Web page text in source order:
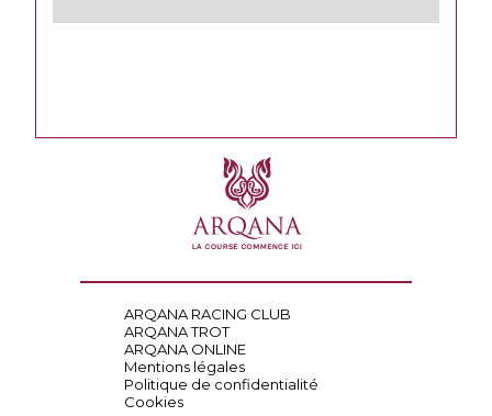
ARQANA RACING CLUB
ARQANA TROT
ARQANA ONLINE
Mentions légales
Politique de confidentialité
Cookies